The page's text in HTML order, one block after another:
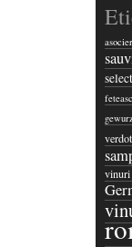
verdot
vinuri